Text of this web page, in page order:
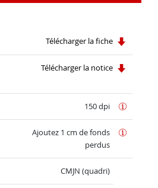
Télécharger la fiche
Télécharger la notice
150 dpi
Ajoutez 1 cm de fonds
perdus
CMJN (quadri)